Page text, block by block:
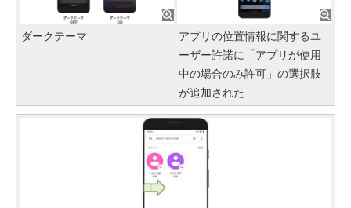
ダークテーマ
アプリの位置情報に関するユ
ーザー許諾に「アプリが使用
中の場合のみ許可」の選択肢
が追加された